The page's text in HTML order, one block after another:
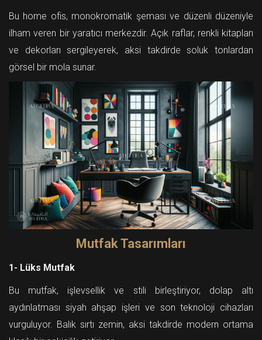
Bu home ofis, monokromatik şeması ve düzenli düzeniyle
ilham veren bir yaratıcı merkezdir. Açık raflar, renkli kitapları
ve dekorları sergileyerek, aksi takdirde soluk tonlardan
görsel bir mola sunar.
Mutfak Tasarımları
1- Lüks Mutfak
Bu mutfak, işlevsellik ve stili birleştiriyor, dolap altı
aydınlatması siyah ahşap işleri ve son teknoloji cihazları
vurguluyor. Balık sırtı zemin, aksi takdirde modern ortama